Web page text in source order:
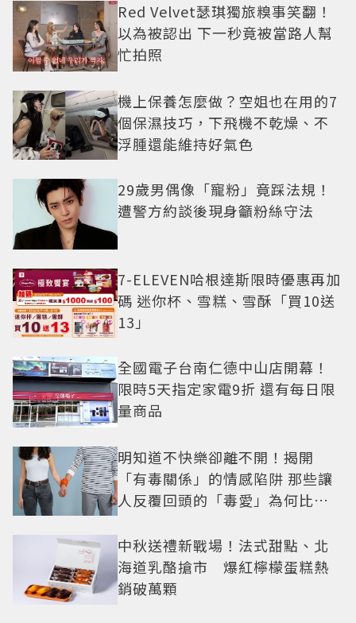
Red Velvet瑟琪獨旅糗事笑翻！
以為被認出 下一秒竟被當路人幫
忙拍照
機上保養怎麼做？空姐也在用的7
個保濕技巧，下飛機不乾燥、不
浮腫還能維持好氣色
29歲男偶像「寵粉」竟踩法規！
遭警方約談後現身籲粉絲守法
7-ELEVEN哈根達斯限時優惠再加
碼 迷你杯、雪糕、雪酥「買10送
13」
全國電子台南仁德中山店開幕！
限時5天指定家電9折 還有每日限
量商品
明知道不快樂卻離不開！揭開
「有毒關係」的情感陷阱 那些讓
人反覆回頭的「毒愛」為何比菸
中秋送禮新戰場！法式甜點、北
海道乳酪搶市 爆紅檸檬蛋糕熱
銷破萬顆